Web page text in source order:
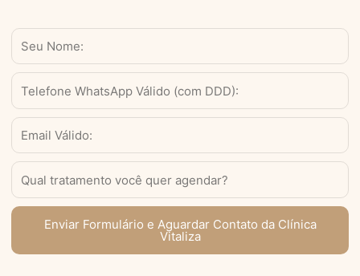
Nome
WhatsApp
Válido
(com
DDD)
Email
Serviço
Enviar Formulário e Aguardar Contato da Clínica
Vitaliza